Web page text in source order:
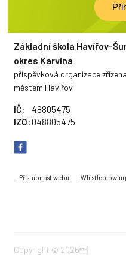
Základní škola Havířov-
okres Karviná
příspěvková organizace
městem Havířov
IČ:
48805475
IZO:048805475
Přístupnost webu Whistleblowing
Copyright © 2026